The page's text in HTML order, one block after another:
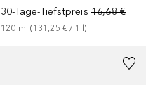
30-Tage-Tiefstpreis 16,68 €
120 ml (131,25 € / 1 l)